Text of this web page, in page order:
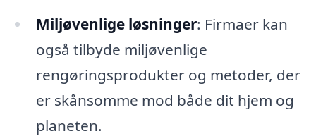
Miljøvenlige løsninger: Firmaer kan
også tilbyde miljøvenlige
rengøringsprodukter og metoder, der
er skånsomme mod både dit hjem og
planeten.